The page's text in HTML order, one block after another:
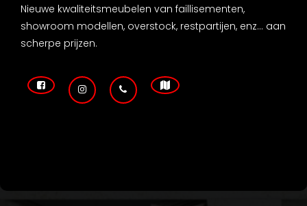
Nieuwe kwaliteitsmeubelen van faillisementen,
showroom modellen, overstock, restpartijen, enz... aan
scherpe prijzen.